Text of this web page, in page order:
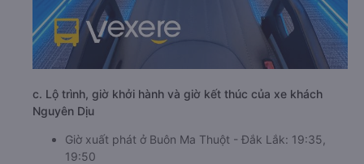
c. Lộ trình, giờ khởi hành và giờ kết thúc của xe khách
Nguyên Dịu
Giờ xuất phát ở Buôn Ma Thuột - Đắk Lắk: 19:35,
19:50